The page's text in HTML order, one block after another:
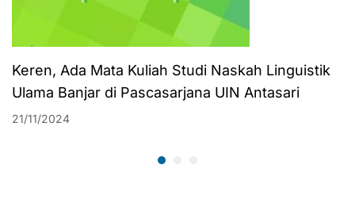
Keren, Ada Mata Kuliah Studi Naskah Linguistik
Ulama Banjar di Pascasarjana UIN Antasari
21/11/2024